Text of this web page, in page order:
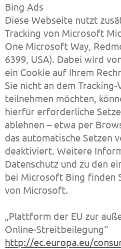
Bing Ads
Diese Webseite nutzt
Tracking von Microsoft
One Microsoft Way,
6399, USA). Dabei wird
ein Cookie auf Ihrem
Sie nicht an dem
teilnehmen möchten,
hierfür erforderliche
ablehnen – etwa per
das automatische Setzen
deaktiviert. Weitere
Datenschutz und zu den
bei Microsoft Bing finden
von Microsoft.
„Plattform der EU zur
Online-Streitbeilegung“
http://ec.europa.eu/